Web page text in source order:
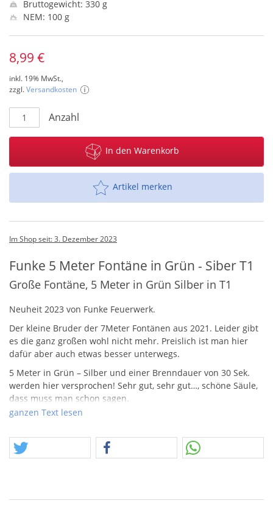
Bruttogewicht: 330 g
NEM: 100 g
8,99 €
inkl. 19% MwSt.,
zzgl.Versandkosten
Anzahl
In den Warenkorb
Artikel merken
Im Shop seit: 3. Dezember 2023
Funke 5 Meter Fontäne in Grün - Siber T1
Große Fontäne, 5 Meter in Grün Silber in T1
Neuheit 2023 von Funke Feuerwerk.
Der kleine Bruder der 7Meter Fontänen aus 2021. Leider gibt
es die ganz großen wohl nicht mehr. Preislich ist man hier
dafür aber auch etwas besser unterwegs.
5 Meter in Grün – Silber und einer Brenndauer von 30 Sek.
werden hier versprochen! Sehr gut, sehr gut…, schöne Säule,
dass muss man schon sagen.
Wer die Schachtel wünscht, muss hier 5 x bestellen!
ganzen Text lesen